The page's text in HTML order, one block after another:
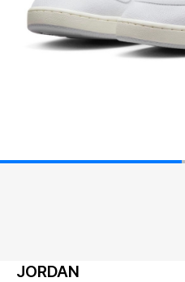
JORDAN